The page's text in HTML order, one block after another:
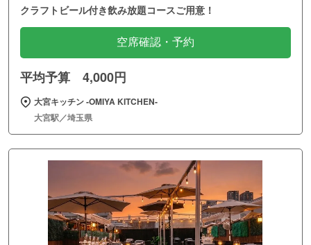
クラフトビール付き飲み放題コースご用意！
空席確認・予約
平均予算 4,000円
大宮キッチン ‐OMIYA KITCHEN‐
大宮駅／埼玉県